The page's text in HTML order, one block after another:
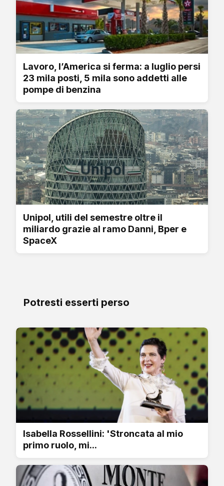
Lavoro, l’America si ferma: a luglio persi
23 mila posti, 5 mila sono addetti alle
pompe di benzina
Unipol, utili del semestre oltre il
miliardo grazie al ramo Danni, Bper e
SpaceX
Potresti esserti perso
Isabella Rossellini: 'Stroncata al mio
primo ruolo, mi...